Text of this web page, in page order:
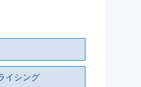
イシング